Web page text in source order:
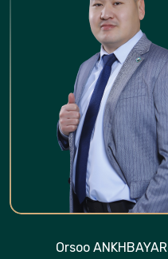
Orsoo ANKHBAYAR